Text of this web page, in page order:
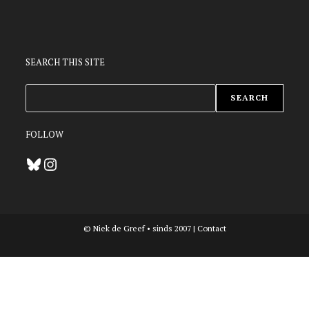
SEARCH THIS SITE
SEARCH
FOLLOW
BlueskyInstagram
© Niek de Greef • sinds 2007 | Contact